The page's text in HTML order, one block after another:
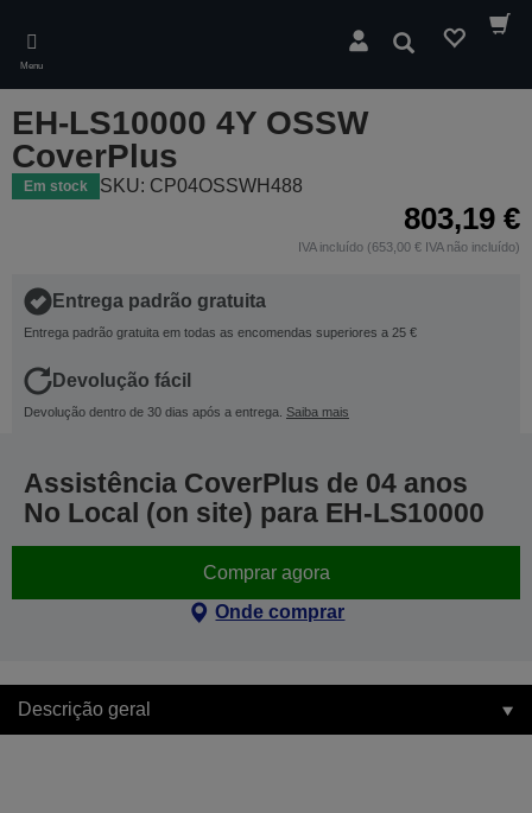
main
content
Menu
Pesquisar
EH-LS10000 4Y OSSW
CoverPlus
Em stock SKU: CP04OSSWH488
803,19 €
IVA incluído (653,00 € IVA não incluído)
Entrega padrão gratuita
Entrega padrão gratuita em todas as encomendas superiores a 25 €
Devolução fácil
Devolução dentro de 30 dias após a entrega. Saiba mais
Assistência CoverPlus de 04 anos
No Local (on site) para EH-LS10000
Comprar agora
Onde comprar
Descrição geral